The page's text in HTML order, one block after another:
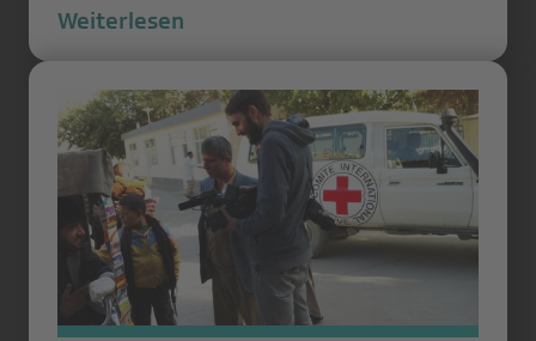
Weiterlesen